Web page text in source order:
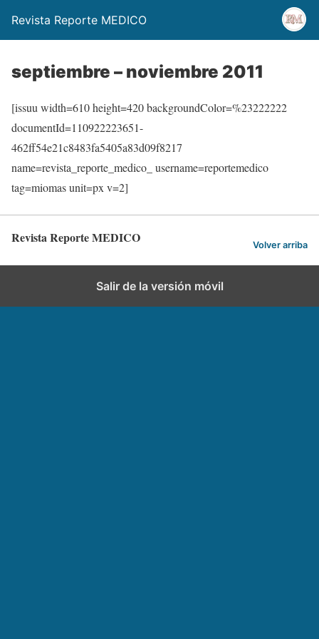
Revista Reporte MEDICO
septiembre – noviembre 2011
[issuu width=610 height=420 backgroundColor=%23222222
documentId=110922223651-
462ff54e21c8483fa5405a83d09f8217
name=revista_reporte_medico_ username=reportemedico
tag=miomas unit=px v=2]
Revista Reporte MEDICO Volver arriba
Salir de la versión móvil